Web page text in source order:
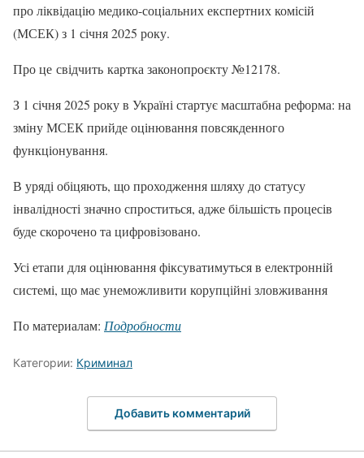
про ліквідацію медико-соціальних експертних комісій
(МСЕК) з 1 січня 2025 року.
Про це свідчить картка законопроєкту №12178.
З 1 січня 2025 року в Україні стартує масштабна реформа: на
зміну МСЕК прийде оцінювання повсякденного
функціонування.
В уряді обіцяють, що проходження шляху до статусу
інвалідності значно спроститься, адже більшість процесів
буде скорочено та цифровізовано.
Усі етапи для оцінювання фіксуватимуться в електронній
системі, що має унеможливити корупційні зловживання
По материалам: Подробности
Категории: Криминал
Добавить комментарий